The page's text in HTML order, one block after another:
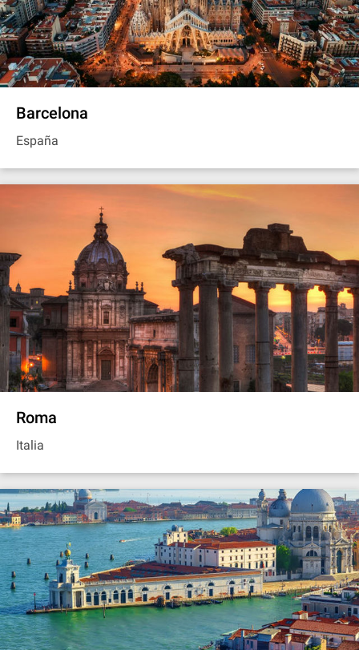
Barcelona
España
Roma
Italia